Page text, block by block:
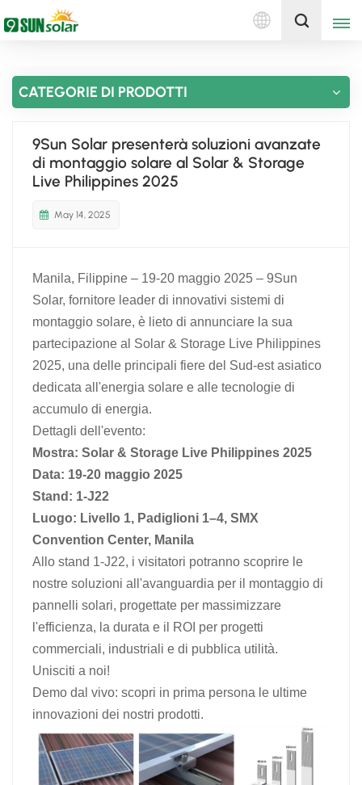
Italiano
English
Deutsch
русский
português
Nederlands
العربية
日本語
Ottieni un preventivo
CATEGORIE DI PRODOTTI
9Sun Solar presenterà soluzioni avanzate
di montaggio solare al Solar & Storage
Live Philippines 2025
May 14, 2025
Manila, Filippine – 19-20 maggio 2025 – 9Sun
Solar, fornitore leader di innovativi sistemi di
montaggio solare, è lieto di annunciare la sua
partecipazione al Solar & Storage Live Philippines
2025, una delle principali fiere del Sud-est asiatico
dedicata all'energia solare e alle tecnologie di
accumulo di energia.
Dettagli dell'evento:
Mostra: Solar & Storage Live Philippines 2025
Data: 19-20 maggio 2025
Stand: 1-J22
Luogo: Livello 1, Padiglioni 1–4, SMX
Convention Center, Manila
Allo stand 1-J22, i visitatori potranno scoprire le
nostre soluzioni all'avanguardia per il montaggio di
pannelli solari, progettate per massimizzare
l'efficienza, la durata e il ROI per progetti
commerciali, industriali e di pubblica utilità.
Unisciti a noi!
Demo dal vivo: scopri in prima persona le ultime
innovazioni dei nostri prodotti.